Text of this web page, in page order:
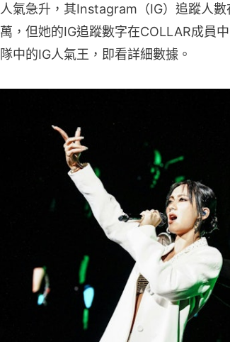
人氣急升，其Instagram（IG）追蹤人
萬，但她的IG追蹤數字在COLLAR成員
隊中的IG人氣王，即看詳細數據。